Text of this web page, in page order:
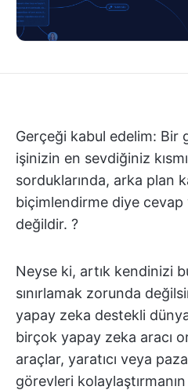
Gerçeği kabul edelim: Bir
işinizin en sevdiğiniz
sorduklarında, arka plan
biçimlendirme diye cevap
değildir. ?
Neyse ki, artık kendinizi
sınırlamak zorunda
yapay zeka destekli
birçok yapay zeka aracı
araçlar, yaratıcı veya
görevleri kolaylaştırmanın